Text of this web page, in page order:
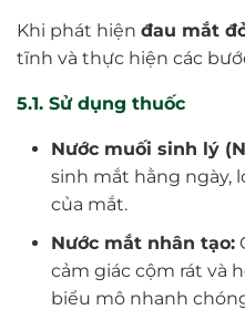
Khi phát hiện đau mắt
tĩnh và thực hiện các
5.1. Sử dụng thuốc
Nước muối sinh lý
sinh mắt hằng ngày,
của mắt.
Nước mắt nhân tạo:
cảm giác cộm rát và
biểu mô nhanh